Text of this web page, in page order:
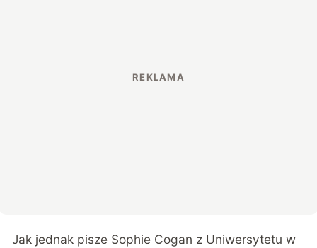
Jak jednak pisze Sophie Cogan z Uniwersytetu w